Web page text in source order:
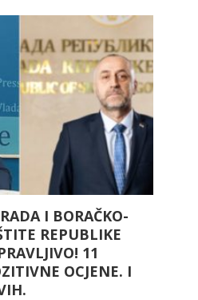
I BORAČKO-
REPUBLIKE
11
OCJENE. I